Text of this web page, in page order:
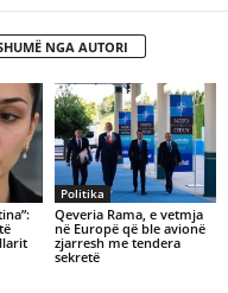
NGA AUTORI
Politika
Qeveria Rama, e vetmja
në Europë që ble avionë
zjarresh me tendera
sekretë